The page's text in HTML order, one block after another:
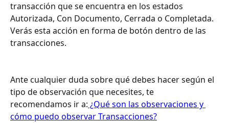
transacción que se encuentra en los estados
Autorizada, Con Documento, Cerrada o Completada.
Verás esta acción en forma de botón dentro de las
transacciones.
Ante cualquier duda sobre qué debes hacer según el
tipo de observación que necesites, te
recomendamos ir a: ¿Qué son las observaciones y
cómo puedo observar Transacciones?